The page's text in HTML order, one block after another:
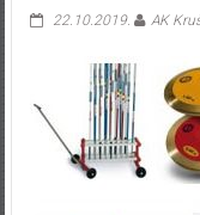
22.10.2019. AK